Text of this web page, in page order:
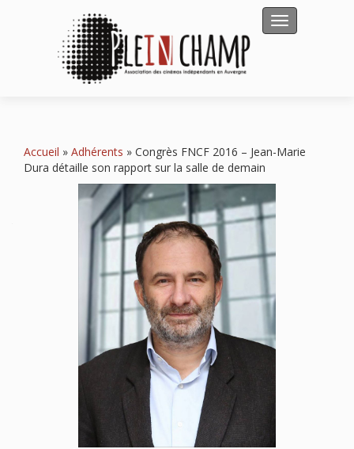
Afficher/
Accueil » Adhérents » Congrès FNCF 2016 – Jean-Marie
Dura détaille son rapport sur la salle de demain